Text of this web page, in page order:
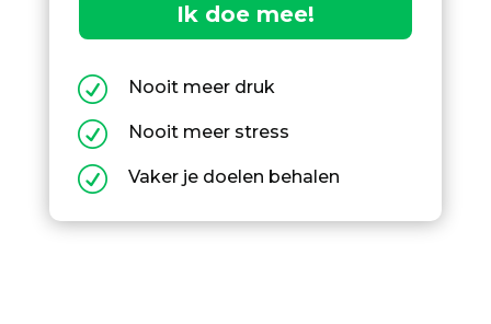
Ik doe mee!
R Nooit meer druk
R Nooit meer stress
R Vaker je doelen behalen